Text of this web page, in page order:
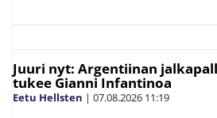
Juuri nyt: Argentiinan
tukee Gianni Infantinoa
Eetu Hellsten | 07.08.2026 11:19